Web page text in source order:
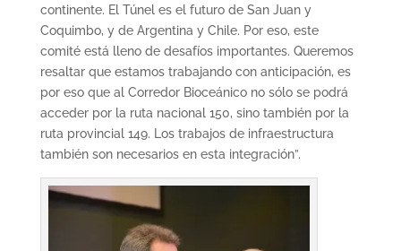
continente. El Túnel es el futuro de San Juan y
Coquimbo, y de Argentina y Chile. Por eso, este
comité está lleno de desafíos importantes. Queremos
resaltar que estamos trabajando con anticipación, es
por eso que al Corredor Bioceánico no sólo se podrá
acceder por la ruta nacional 150, sino también por la
ruta provincial 149. Los trabajos de infraestructura
también son necesarios en esta integración”.